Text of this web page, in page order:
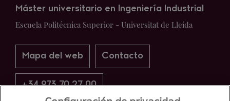
Máster universitario en Ingeniería Industrial
Escuela Politécnica Superior - Universitat de Lleida
Mapa del web Contacto
+34 973 70 27 00